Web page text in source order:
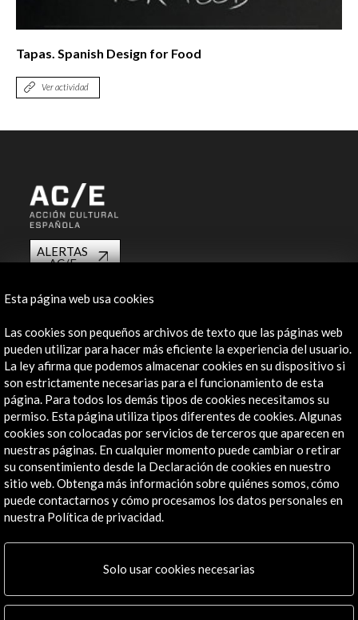
Tapas. Spanish Design for Food
Ver actividad
ALERTAS
AC/E
Contacta
info@accioncultural.es
+34 91 700 4000
José Abascal, 4 - 4º
28003 Madrid, España
Canales de contacto
Explora
Institucional
Actividades
Programa PICE
Residencias
Multimedia
Esta página web usa cookies
Las cookies son pequeños archivos de texto que las páginas web
pueden utilizar para hacer más eficiente la experiencia del usuario.
La ley afirma que podemos almacenar cookies en su dispositivo si
son estrictamente necesarias para el funcionamiento de esta
página. Para todos los demás tipos de cookies necesitamos su
permiso. Esta página utiliza tipos diferentes de cookies. Algunas
cookies son colocadas por servicios de terceros que aparecen en
nuestras páginas. En cualquier momento puede cambiar o retirar
su consentimiento desde la Declaración de cookies en nuestro
sitio web. Obtenga más información sobre quiénes somos, cómo
puede contactarnos y cómo procesamos los datos personales en
nuestra Política de privacidad.
Solo usar cookies necesarias